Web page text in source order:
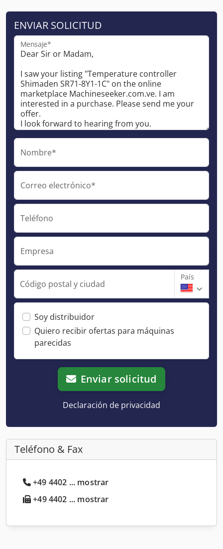
ENVIAR SOLICITUD
Mensaje*
Nombre*
Correo electrónico*
Teléfono
Empresa
Código postal y ciudad
País
Soy distribuidor
Quiero recibir ofertas para máquinas
parecidas
Enviar solicitud
Declaración de privacidad
Teléfono & Fax
+49 4402 ... mostrar
+49 4402 ... mostrar